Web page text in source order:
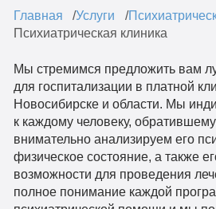
Главная Услуги
Психиатрическая клиника
Мы стремимся предложить вам
для госпитализации в платной
Новосибирске и области. Мы
к каждому человеку,
внимательно анализируем его
физическое состояние, а также
возможности для проведения
полное понимание каждой